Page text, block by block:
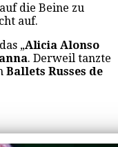
die Beine zu
auf.
das „Alicia Alonso
. Derweil tanzte
Ballets Russes de